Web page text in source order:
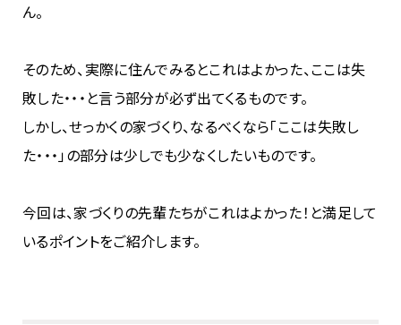
ん。
そのため、実際に住んでみるとこれはよかった、ここは失
敗した・・・と言う部分が必ず出てくるものです。
しかし、せっかくの家づくり、なるべくなら「ここは失敗し
た・・・」の部分は少しでも少なくしたいものです。
今回は、家づくりの先輩たちがこれはよかった！と満足して
いるポイントをご紹介します。